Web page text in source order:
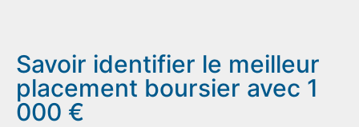
Savoir identifier le meilleur
placement boursier avec 1
000 €